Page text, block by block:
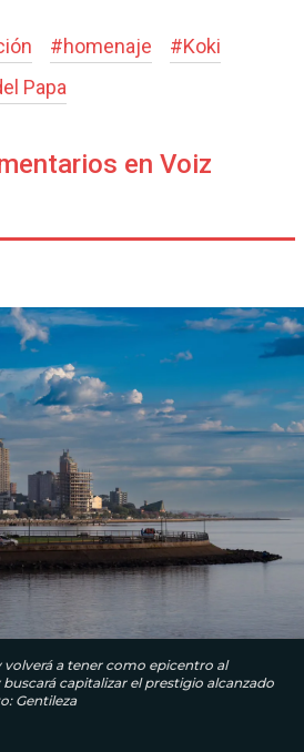
#homenaje #Koki
Papa
en Voiz
volverá a tener como epicentro al
capitalizar el prestigio alcanzado
Gentileza